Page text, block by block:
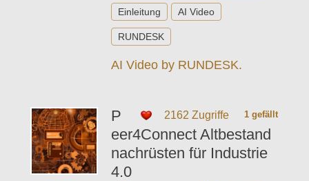
Einleitung AI Video
RUNDESK
AI Video by RUNDESK.
2162 Zugriffe 1 gefällt
P
eer4Connect Altbestand
nachrüsten für Industrie
4.0